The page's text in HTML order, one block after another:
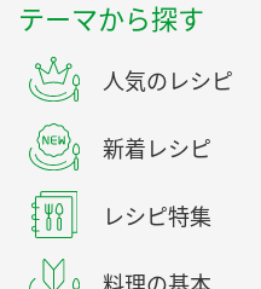
テーマから探す
人気のレシピ
新着レシピ
レシピ特集
料理の基本